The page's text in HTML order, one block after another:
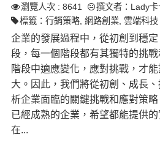
瀏覽人次 : 8641 撰文者： Lady卡
標籤：行銷策略 ,網路創業 ,雲端科技
企業的發展過程中，從初創到穩
段，每一個階段都有其獨特的挑
階段中適應變化，應對挑戰，才
大。因此，我們將從初創、成長
析企業面臨的關鍵挑戰和應對策
已經成熟的企業，希望都能提供
在...